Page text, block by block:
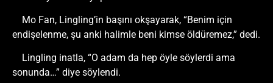
Mo Fan, Lingling’in başını okşayarak, “Benim için
endişelenme, şu anki halimle beni kimse öldüremez,” dedi.
Lingling inatla, “O adam da hep öyle söylerdi ama
sonunda…” diye söylendi.